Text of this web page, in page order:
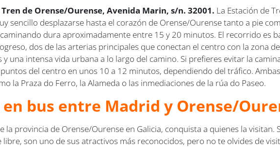
de Orense/Ourense, Avenida Marin, s/n. 32001. La Estación de
sencillo desplazarse hasta el corazón de Orense/Ourense tanto a pie
dura aproximadamente entre 15 y 20 minutos. El recorrido es
dos de las arterias principales que conectan el centro con la zona
una intensa vida urbana a lo largo del camino. Si prefieres evitar la
del centro en unos 10 a 12 minutos, dependiendo del tráfico.
la Praza do Ferro, la Alameda o las inmediaciones de la rúa do Paseo.
bus entre Madrid y Orense/
la provincia de Orense/Ourense en Galicia, conquista a quienes la visitan.
son uno de sus atractivos más reconocidos, pero no te olvides de